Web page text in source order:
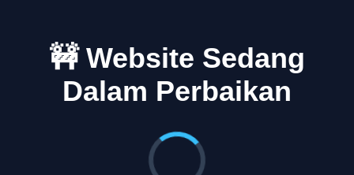
🚧 Website Sedang
Dalam Perbaikan